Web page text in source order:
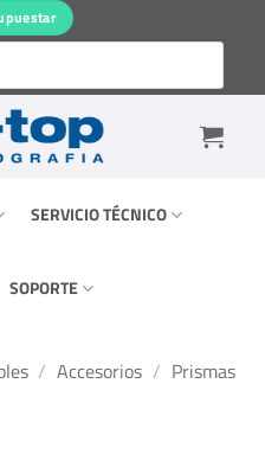
SERVICIO TÉCNICO
SOPORTE
/ Accesorios / Prismas